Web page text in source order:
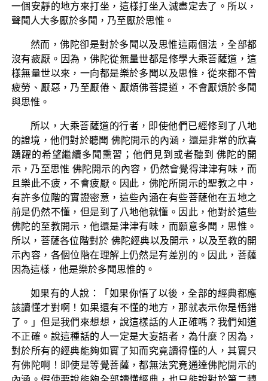
一個安靜的地方來打坐，這樣打坐入滅盡定去了。所以，
聲聞人大多厭於多聞，乃至厭於思惟。
然而，佛陀卻是對於多聞以及思惟這兩個法，全部都
沒有疲厭。因為，佛陀從無量世都是修學大乘菩薩道，這
樣無量世以來，一向都是樂於多聞以及思惟，從來都不曾
疲勞、厭惡，乃至厭倦、厭煩佛菩提道，不會厭煩於多聞
與思惟。
所以，大乘菩薩道的行者，即使他們已經修到了八地
的證境，他們對於聽聞 佛陀開示的內涵，還是非常的欣喜
踴躍的希望繼續多聞熏習；他們見到或者聽到 佛陀的開
示，乃至思惟 佛陀開示的內容，仍然會覺得津津有味，而
且樂此不疲，不會疲厭。因此，佛陀所開示的聖教之中，
有許多位階的實證密意，這些內涵在有些菩薩他在五地之
前是仍然不懂，但是到了八地他就懂。因此，他對於這些
佛陀的至教開示，他還是津津有味，而願意多聞，思惟。
所以，菩薩各位階對於 佛陀經典以及開示，以及至教的開
示內容，各個位階在理解上仍然是有差別的。因此，菩薩
因為這樣，他是樂於多聞思惟的。
如果有的人說：「如果你悟了以後，全部的經典都應
該讀懂才對啊！如果還有不懂的地方，那就表示你是悟錯
了。」但是我們來想想，說這樣話的人正確嗎？我們知道
不正確。說這種話的人一定是大妄語者，為什麼？因為，
對於所有的經典能夠如實了知而究竟讀得懂的人，其實只
有佛陀啊！即使是等覺菩薩，都無法究竟通達佛陀開示的